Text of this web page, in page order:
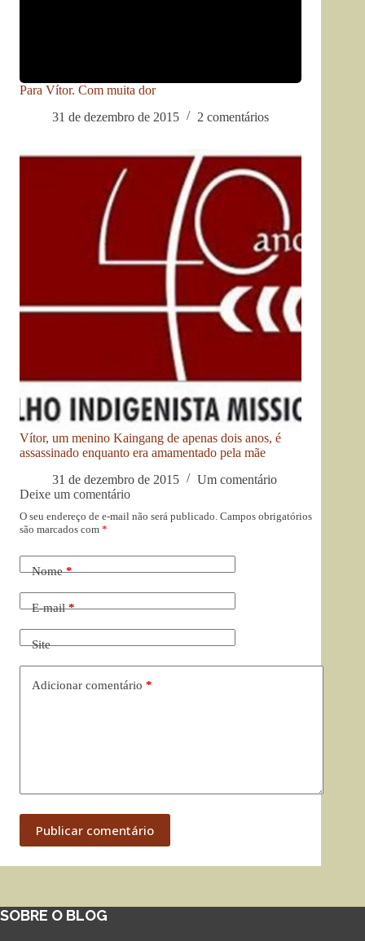
Para Vítor. Com muita dor
31 de dezembro de 2015
2 comentários
Vítor, um menino Kaingang de apenas dois anos, é
assassinado enquanto era amamentado pela mãe
31 de dezembro de 2015
Um comentário
Deixe um comentário
O seu endereço de e-mail não será publicado. Campos obrigatórios
são marcados com *
Nome*
E-mail*
Site
Adicionar comentário *
Publicar comentário
SOBRE O BLOG